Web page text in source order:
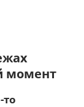
момент
то